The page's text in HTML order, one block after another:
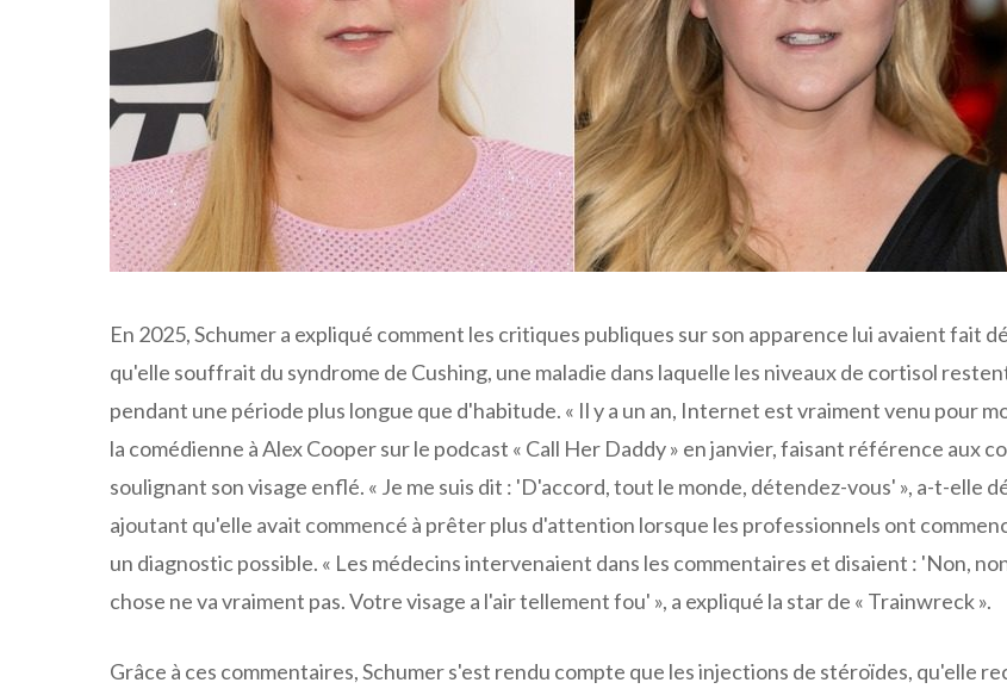
En 2025, Schumer a expliqué comment les critiques publiques sur son apparence lui avaient fait
qu'elle souffrait du syndrome de Cushing, une maladie dans laquelle les niveaux de cortisol
pendant une période plus longue que d'habitude. « Il y a un an, Internet est vraiment venu pour
la comédienne à Alex Cooper sur le podcast « Call Her Daddy » en janvier, faisant référence aux
soulignant son visage enflé. « Je me suis dit : 'D'accord, tout le monde, détendez-vous' », a-t-elle
ajoutant qu'elle avait commencé à prêter plus d'attention lorsque les professionnels ont
un diagnostic possible. « Les médecins intervenaient dans les commentaires et disaient : 'Non,
chose ne va vraiment pas. Votre visage a l'air tellement fou' », a expliqué la star de « Trainwreck ».
Grâce à ces commentaires, Schumer s'est rendu compte que les injections de stéroïdes, qu'elle